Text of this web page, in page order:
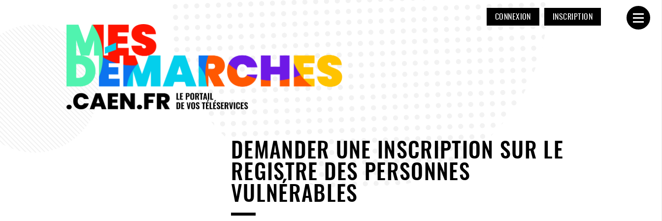
CONNEXION INSCRIPTION
Ouvrir
DEMANDER UNE INSCRIPTION SUR LE
REGISTRE DES PERSONNES
VULNÉRABLES